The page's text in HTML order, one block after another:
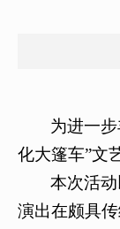
为进一
化大篷车”文
本次活
演出在颇具